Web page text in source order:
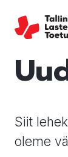
Siit
oleme